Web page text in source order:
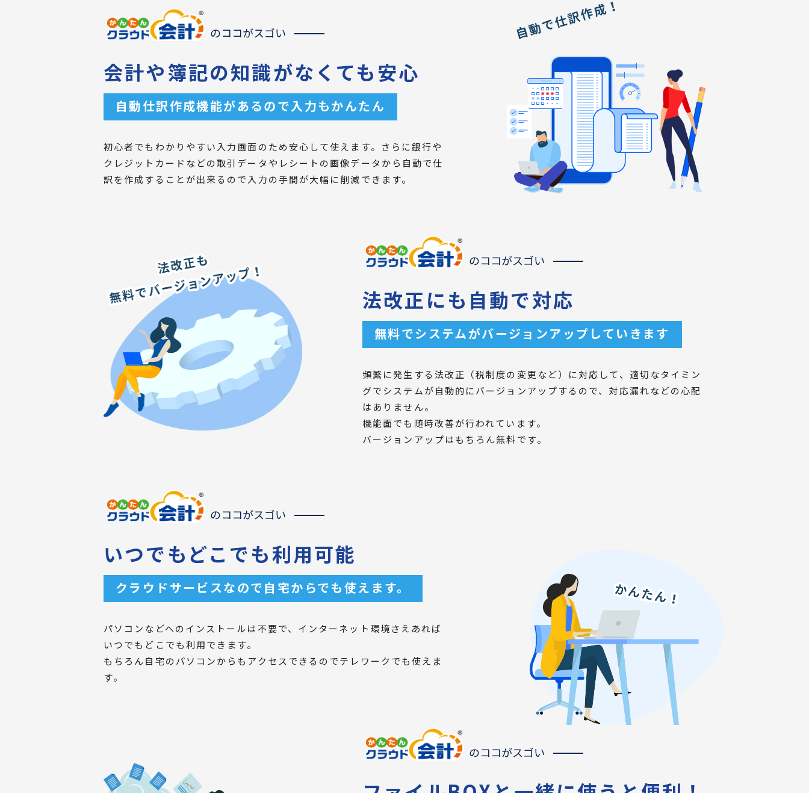
のココがスゴい
会計や簿記の知識がなくても安心
自動仕訳作成機能があるので入力もかんたん
初心者でもわかりやすい入力画面のため安心して使えます。さらに銀行や
クレジットカードなどの取引データやレシートの画像データから自動で仕
訳を作成することが出来るので入力の手間が大幅に削減できます。
のココがスゴい
法改正にも自動で対応
無料でシステムがバージョンアップしていきます
頻繁に発生する法改正（税制度の変更など）に対応して、適切なタイミン
グでシステムが自動的にバージョンアップするので、対応漏れなどの心配
はありません。
機能面でも随時改善が行われています。
バージョンアップはもちろん無料です。
のココがスゴい
いつでもどこでも利用可能
クラウドサービスなので自宅からでも使えます。
パソコンなどへのインストールは不要で、インターネット環境さえあれば
いつでもどこでも利用できます。
もちろん自宅のパソコンからもアクセスできるのでテレワークでも使えま
す。
のココがスゴい